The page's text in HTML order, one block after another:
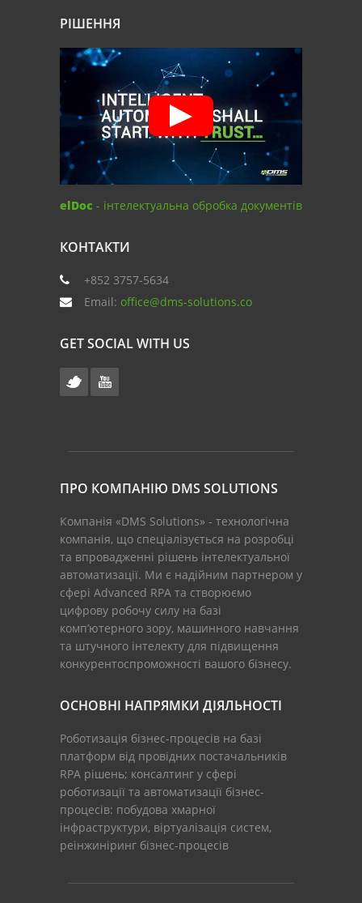
РІШЕННЯ
elDoc - інтелектуальна обробка документів
КОНТАКТИ
+852 3757-5634
Email: office@dms-solutions.co
GET SOCIAL WITH US
ПРО КОМПАНІЮ DMS SOLUTIONS
Компанія «DMS Solutions» - технологічна
компанія, що спеціалізується на розробці
та впровадженні рішень інтелектуальної
автоматизації. Ми є надійним партнером у
сфері Advanced RPA та створюємо
цифрову робочу силу на базі
комп’ютерного зору, машинного навчання
та штучного інтелекту для підвищення
конкурентоспроможності вашого бізнесу.
ОСНОВНІ НАПРЯМКИ ДІЯЛЬНОСТІ
Роботизація бізнес-процесів на базі
платформ від провідних постачальників
RPA рішень; консалтинг у сфері
роботизації та автоматизації бізнес-
процесів: побудова хмарної
інфраструктури, віртуалізація систем,
реінжиніринг бізнес-процесів